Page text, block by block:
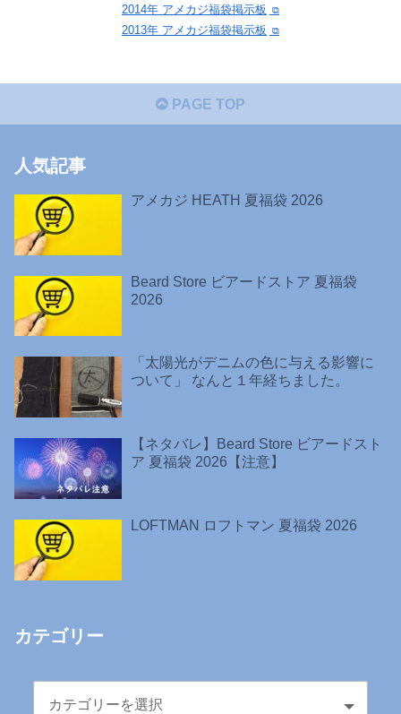
2014年 アメカジ福袋掲示板
2013年 アメカジ福袋掲示板
PAGE TOP
人気記事
アメカジ HEATH 夏福袋 2026
Beard Store ビアードストア 夏福袋
2026
「太陽光がデニムの色に与える影響に
ついて」 なんと１年経ちました。
【ネタバレ】Beard Store ビアードスト
ア 夏福袋 2026【注意】
LOFTMAN ロフトマン 夏福袋 2026
カテゴリー